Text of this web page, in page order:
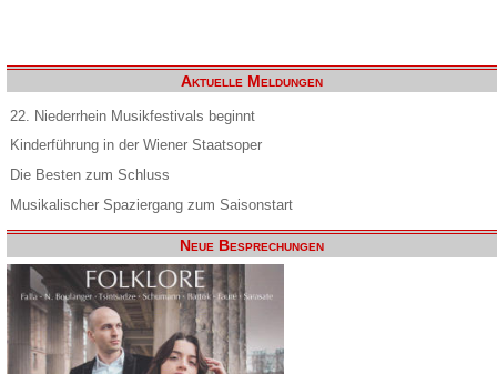
Aktuelle Meldungen
22. Niederrhein Musikfestivals beginnt
Kinderführung in der Wiener Staatsoper
Die Besten zum Schluss
Musikalischer Spaziergang zum Saisonstart
Neue Besprechungen